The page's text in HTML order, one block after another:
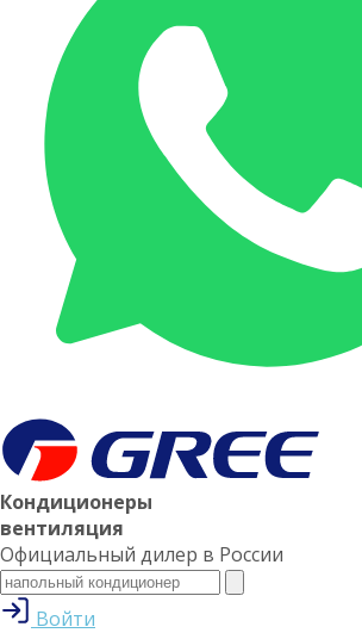
Кондиционеры
вентиляция
Официальный дилер в России
Войти